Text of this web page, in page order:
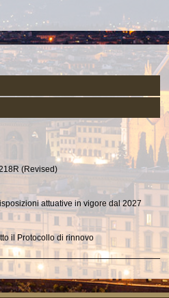
(Revised)
attuative in vigore dal 2027
il Protocollo di rinnovo